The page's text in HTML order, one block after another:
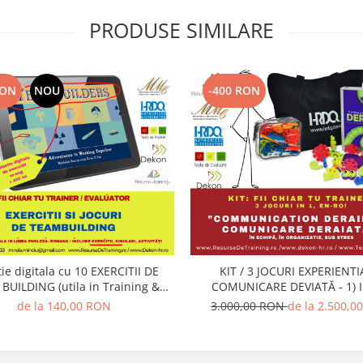
PRODUSE SIMILARE
NOU
cu 10 EXERCITII DE
(utila in Training &
Evaluare)
de la 140,00 RON
-400 RON
KIT / 3 JOCURI
COMUNICARE DEVIATĂ - 1) INTRE
PERSOANE, 2) INTRE
COMUNICARE, LEADERSHIP,
3.000,00 RONde la